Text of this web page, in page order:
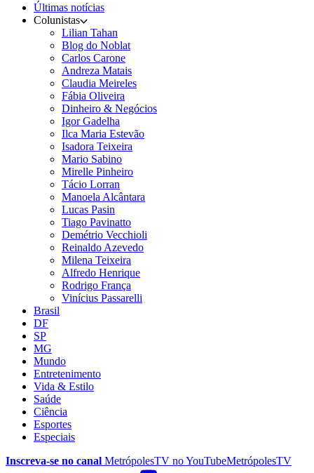
Últimas notícias
Colunistas
Lilian Tahan
Blog do Noblat
Carlos Carone
Andreza Matais
Claudia Meireles
Fábia Oliveira
Dinheiro & Negócios
Igor Gadelha
Ilca Maria Estevão
Isadora Teixeira
Mario Sabino
Mirelle Pinheiro
Tácio Lorran
Manoela Alcântara
Lucas Pasin
Tiago Pavinatto
Demétrio Vecchioli
Reinaldo Azevedo
Milena Teixeira
Alfredo Henrique
Rodrigo França
Vinícius Passarelli
Brasil
DF
SP
MG
Mundo
Entretenimento
Vida & Estilo
Saúde
Ciência
Esportes
Especiais
Inscreva-se no canal MetrópolesTV noYouTubeMetrópolesTV